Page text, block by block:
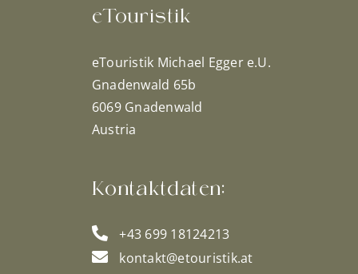
eTouristik
eTouristik Michael Egger e.U.
Gnadenwald 65b
6069 Gnadenwald
Austria
Kontaktdaten:
+43 699 18124213
kontakt@etouristik.at